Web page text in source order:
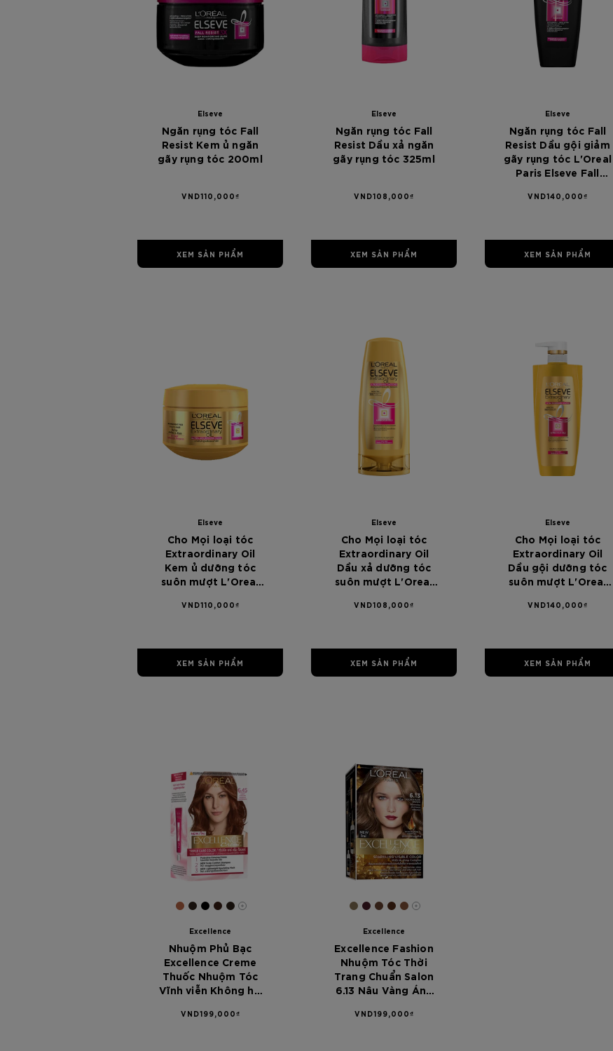
Elseve
Ngăn rụng tóc Fall
Resist Kem ủ ngăn
gãy rụng tóc 200ml
VND110,000₫
XEM SẢN PHẨM
Elseve
Ngăn rụng tóc Fall
Resist Dầu xả ngăn
gãy rụng tóc 325ml
VND108,000₫
XEM SẢN PHẨM
Elseve
Ngăn rụng tóc Fall
Resist Dầu gội giảm
gãy rụng tóc L'Oreal
Paris Elseve Fall
Hairfall Shampoo -
VND140,000₫
XEM SẢN PHẨM
Elseve
Cho Mọi loại tóc
Extraordinary Oil
Kem ủ dưỡng tóc
suôn mượt L'Oreal
Extraordinary Oil
mọi loại tóc
VND110,000₫
XEM SẢN PHẨM
Elseve
Cho Mọi loại tóc
Extraordinary Oil
Dầu xả dưỡng tóc
suôn mượt L'Oreal
Extraordinary Oil
xuất từ hoa 325ml -
Dành cho mọi loại
tóc
VND108,000₫
XEM SẢN PHẨM
Elseve
Cho Mọi loại tóc
Extraordinary Oil
Dầu gội dưỡng tóc
suôn mượt L'Oreal
Extraordinary Oil
từ hoa 330ml - Dành
cho mọi loại tóc
VND140,000₫
XEM SẢN PHẨM
[Color]: #B76544
[Color]: #2E231A
[Color]: #000000
[Color]: #391E15
[Color]: #2B1F16
More shades are available
Excellence
Nhuộm Phủ Bạc
Excellence Creme
Thuốc Nhuộm Tóc
Vĩnh viễn Không hư
VND199,000₫
[Color]: #847155
[Color]: #441b27
[Color]: #64402f
[Color]: #502b19
[Color]: #845239
More shades are available
Excellence
Excellence Fashion
Nhuộm Tóc Thời
Trang Chuẩn Salon
6.13 Nâu Vàng Ánh
VND199,000₫